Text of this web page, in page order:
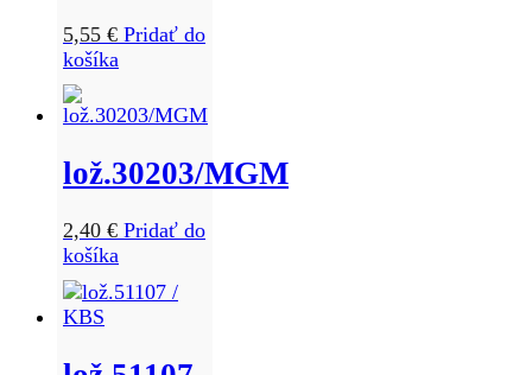
5,55 € Pridať do
košíka
lož.30203/MGM
2,40 € Pridať do
košíka